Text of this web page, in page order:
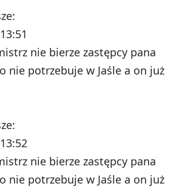
nie bierze zastępcy pana
nie potrzebuje w Jaśle a on już
nie bierze zastępcy pana
nie potrzebuje w Jaśle a on już